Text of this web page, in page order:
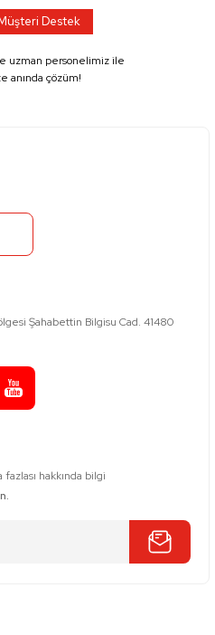
Destek
uzman personelimiz ile
anında çözüm!
Şahabettin Bilgisu Cad. 41480
hakkında bilgi